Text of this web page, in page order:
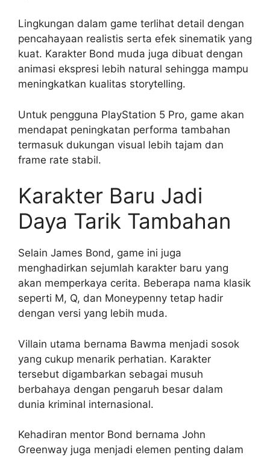
Lingkungan dalam game terlihat detail dengan
pencahayaan realistis serta efek sinematik yang
kuat. Karakter Bond muda juga dibuat dengan
animasi ekspresi lebih natural sehingga mampu
meningkatkan kualitas storytelling.
Untuk pengguna PlayStation 5 Pro, game akan
mendapat peningkatan performa tambahan
termasuk dukungan visual lebih tajam dan
frame rate stabil.
Karakter Baru Jadi
Daya Tarik Tambahan
Selain James Bond, game ini juga
menghadirkan sejumlah karakter baru yang
akan memperkaya cerita. Beberapa nama klasik
seperti M, Q, dan Moneypenny tetap hadir
dengan versi yang lebih muda.
Villain utama bernama Bawma menjadi sosok
yang cukup menarik perhatian. Karakter
tersebut digambarkan sebagai musuh
berbahaya dengan pengaruh besar dalam
dunia kriminal internasional.
Kehadiran mentor Bond bernama John
Greenway juga menjadi elemen penting dalam